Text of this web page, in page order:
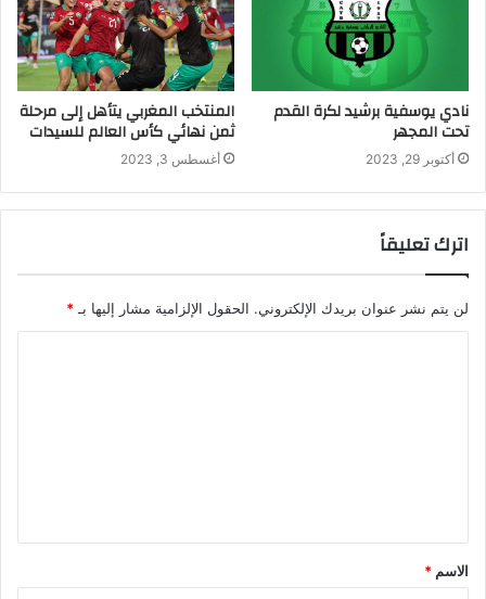
نادي يوسفية برشيد لكرة القدم
تحت المجهر
أكتوبر 29, 2023
المنتخب المغربي يتأهل إلى مرحلة
ثمن نهائي كأس العالم للسيدات
أغسطس 3, 2023
اترك تعليقاً
لن يتم نشر عنوان بريدك الإلكتروني. الحقول الإلزامية مشار إليها بـ*
الاسم *